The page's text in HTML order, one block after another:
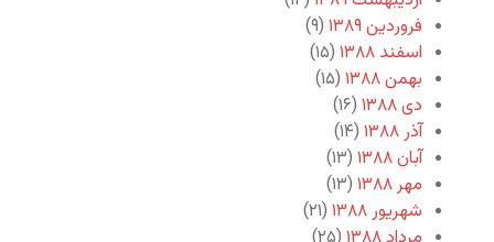
فروردین ۱۳۸۹
(۹)
اسفند ۱۳۸۸
(۱۵)
بهمن ۱۳۸۸
(۱۵)
دی ۱۳۸۸
(۱۶)
آذر ۱۳۸۸
(۱۴)
آبان ۱۳۸۸
(۱۳)
مهر ۱۳۸۸
(۱۳)
شهریور ۱۳۸۸
(۲۱)